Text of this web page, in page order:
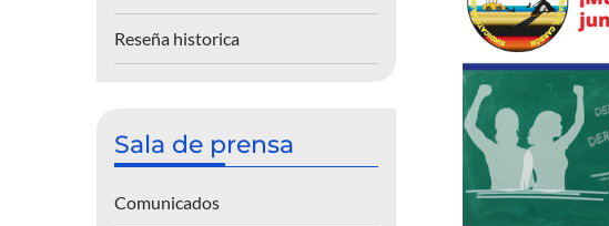
Reseña historica
Sala de prensa
Comunicados